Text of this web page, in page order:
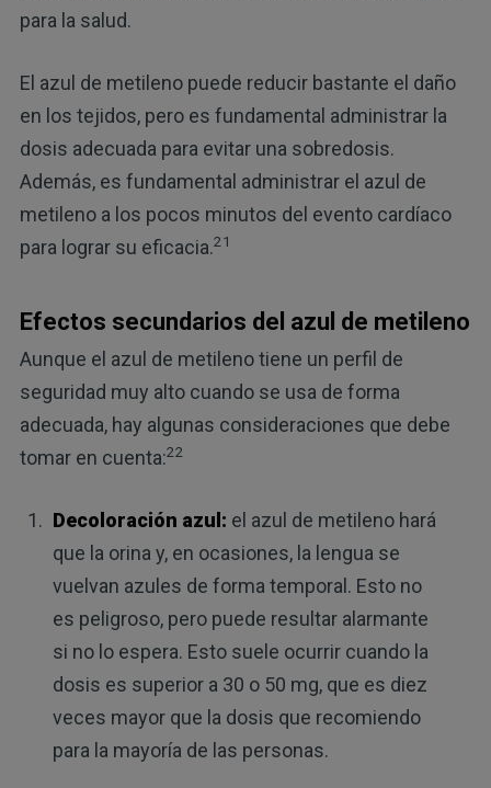
para la salud.
El azul de metileno puede reducir bastante el daño
en los tejidos, pero es fundamental administrar la
dosis adecuada para evitar una sobredosis.
Además, es fundamental administrar el azul de
metileno a los pocos minutos del evento cardíaco
para lograr su eficacia.21
Efectos secundarios del azul de metileno
Aunque el azul de metileno tiene un perfil de
seguridad muy alto cuando se usa de forma
adecuada, hay algunas consideraciones que debe
tomar en cuenta:22
Decoloración azul: el azul de metileno hará
que la orina y, en ocasiones, la lengua se
vuelvan azules de forma temporal. Esto no
es peligroso, pero puede resultar alarmante
si no lo espera. Esto suele ocurrir cuando la
dosis es superior a 30 o 50 mg, que es diez
veces mayor que la dosis que recomiendo
para la mayoría de las personas.